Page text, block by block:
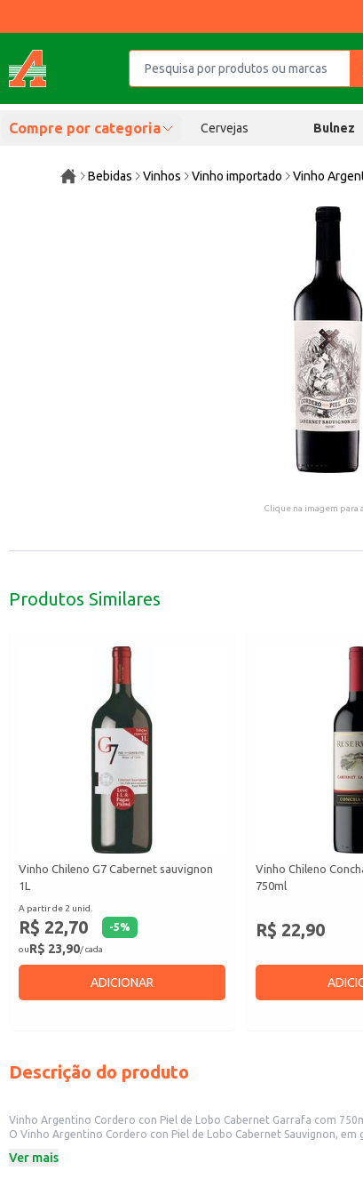
Compre por categoria Cervejas Bulnez
Bebidas Vinhos Vinho importado Vinho
Clique na imagem para
Produtos Similares
Vinho Chileno G7 Cabernet sauvignon
1L
A partir de 2 unid.
R$ 22,70 -5%
ouR$ 23,90/ cada
ADICIONAR
Vinho Chileno
750ml
R$ 22,90
Descrição do produto
Vinho Argentino Cordero con Piel de Lobo Cabernet Garrafa com
O Vinho Argentino Cordero con Piel de Lobo Cabernet Sauvignon, em garrafa de 750ml, é um vinho
bebidas e supermercados.
Ver mais